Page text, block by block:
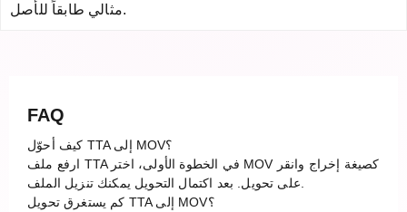
مثالي طابقاً للأصل.
FAQ
كيف أحوّل TTA إلى MOV؟
ارفع ملف TTA في الخطوة الأولى، اختر MOV كصيغة إخراج وانقر
كم يستغرق تحويل TTA إلى MOV؟